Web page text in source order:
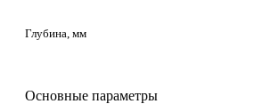
Глубина, мм
Основные параметры